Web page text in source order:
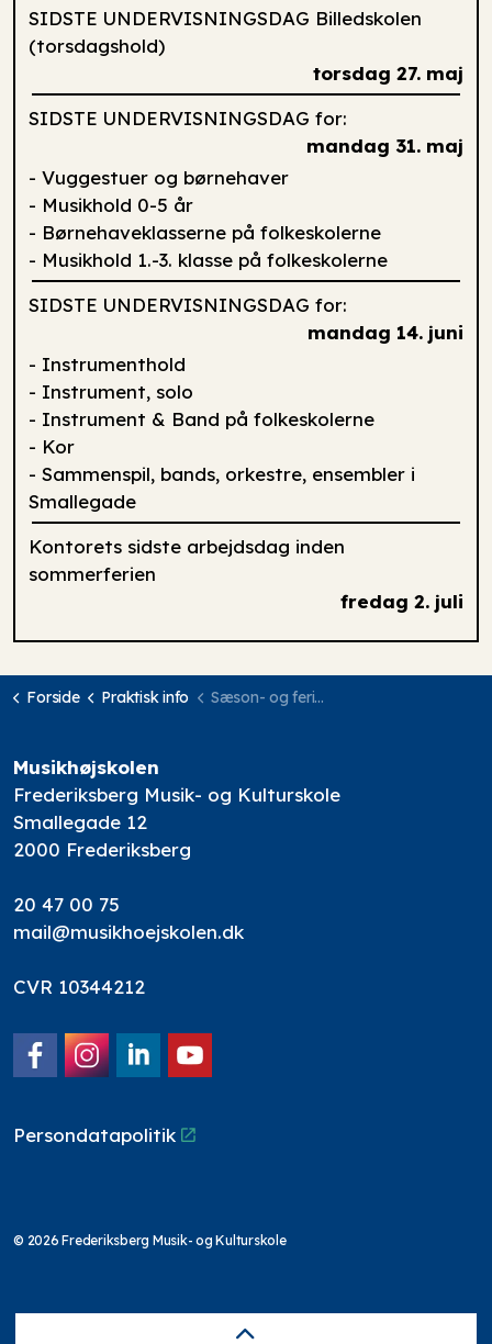
SIDSTE UNDERVISNINGSDAG Billedskolen
(torsdagshold)
torsdag 27. maj
SIDSTE UNDERVISNINGSDAG for:
mandag 31. maj
- Vuggestuer og børnehaver
- Musikhold 0-5 år
- Børnehaveklasserne på folkeskolerne
- Musikhold 1.-3. klasse på folkeskolerne
SIDSTE UNDERVISNINGSDAG for:
mandag 14. juni
- Instrumenthold
- Instrument, solo
- Instrument & Band på folkeskolerne
- Kor
- Sammenspil, bands, orkestre, ensembler i
Smallegade
Kontorets sidste arbejdsdag inden
sommerferien
fredag 2. juli
Forside Praktisk info Sæson- og ferieplan
Musikhøjskolen
Frederiksberg Musik- og Kulturskole
Smallegade 12
2000 Frederiksberg
20 47 00 75
mail@musikhoejskolen.dk
CVR 10344212
Persondatapolitik
© 2026 Frederiksberg Musik- og Kulturskole